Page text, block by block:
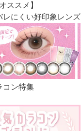
ススメ】
レにくい好印象レンズ
コン特集